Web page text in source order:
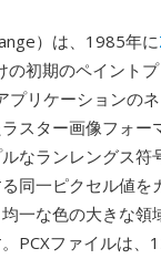
）は、1985年に
の初期のペイント
プリケーションの
スター画像フォー
なランレングス符
同一ピクセル値を
一な色の大きな領
PCXファイルは、